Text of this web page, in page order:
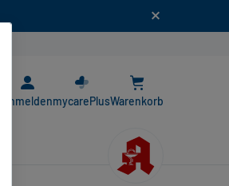
AnmeldenmycarePlusWarenkorb